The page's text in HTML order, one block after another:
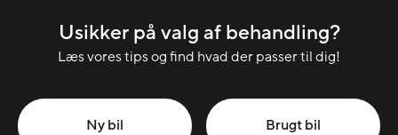
Usikker på valg af behandling?
Læs vores tips og find hvad der passer til dig!
Ny bil Brugt bil